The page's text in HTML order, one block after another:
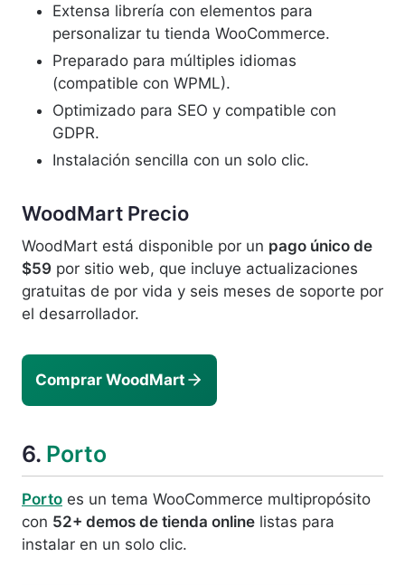
Extensa librería con elementos para
personalizar tu tienda WooCommerce.
Preparado para múltiples idiomas
(compatible con WPML).
Optimizado para SEO y compatible con
GDPR.
Instalación sencilla con un solo clic.
WoodMart Precio
WoodMart está disponible por un pago único de
$59 por sitio web, que incluye actualizaciones
gratuitas de por vida y seis meses de soporte por
el desarrollador.
Comprar WoodMart
6. Porto
Porto es un tema WooCommerce multipropósito
con 52+ demos de tienda online listas para
instalar en un solo clic.